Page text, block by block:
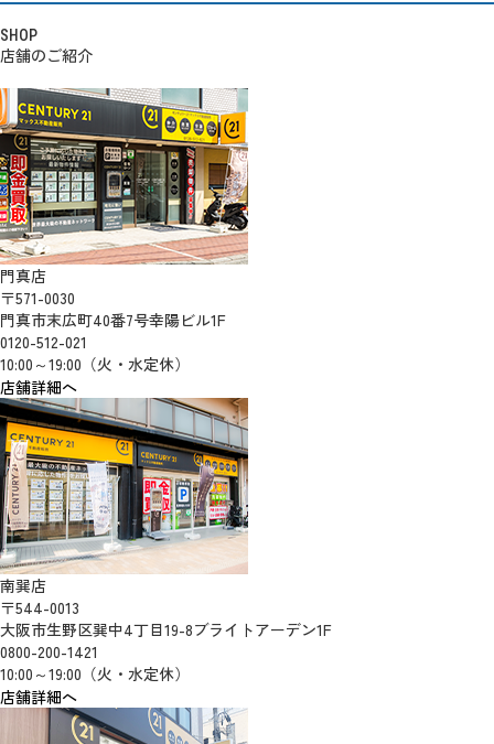
SHOP
店舗のご紹介
門真店
〒571-0030
門真市末広町40番7号幸陽ビル1F
0120-512-021
10:00～19:00（火・水定休）
店舗詳細へ
南巽店
〒544-0013
大阪市生野区巽中4丁目19-8ブライトアーデン1F
0800-200-1421
10:00～19:00（火・水定休）
店舗詳細へ